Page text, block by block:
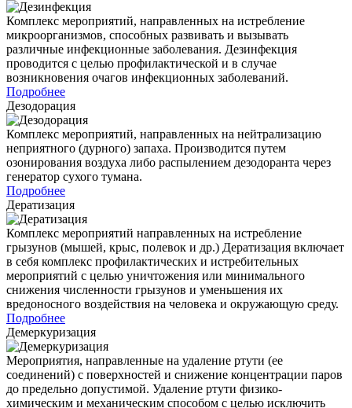
Комплекс мероприятий, направленных на истребление
микроорганизмов, способных развивать и вызывать
различные инфекционные заболевания. Дезинфекция
проводится с целью профилактической и в случае
возникновения очагов инфекционных заболеваний.
Подробнее
Дезодорация
Комплекс мероприятий, направленных на нейтрализацию
неприятного (дурного) запаха. Производится путем
озонирования воздуха либо распылением дезодоранта через
генератор сухого тумана.
Подробнее
Дератизация
Комплекс мероприятий направленных на истребление
грызунов (мышей, крыс, полевок и др.) Дератизация включает
в себя комплекс профилактических и истребительных
мероприятий с целью уничтожения или минимального
снижения численности грызунов и уменьшения их
вредоносного воздействия на человека и окружающую среду.
Подробнее
Демеркуризация
Мероприятия, направленные на удаление ртути (ее
соединений) с поверхностей и снижение концентрации паров
до предельно допустимой. Удаление ртути физико-
химическим и механическим способом с целью исключить